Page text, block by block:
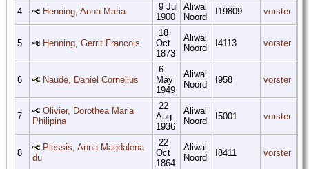
4 Henning, Anna Maria
9 Jul
1900
Aliwal
Noord
I19809 vorster
5 Henning, Gerrit Francois
18
Oct
1873
Aliwal
Noord
I4113 vorster
6 Naude, Daniel Cornelius
6
May
1949
Aliwal
Noord
I958 vorster
7
Olivier, Dorothea Maria
Philipina
22
Aug
1936
Aliwal
Noord
I5001 vorster
8
Plessis, Anna Magdalena
du
22
Oct
1864
Aliwal
Noord
I8411 vorster